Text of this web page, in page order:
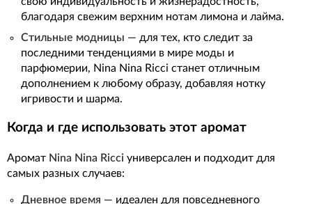
благодаря свежим верхним нотам лимона и лайма.
Стильные модницы — для тех, кто следит за
последними тенденциями в мире моды и
парфюмерии, Nina Nina Ricci станет отличным
дополнением к любому образу, добавляя нотку
игривости и шарма.
Когда и где использовать этот аромат
Аромат Nina Nina Ricci универсален и подходит для
самых разных случаев:
Дневное время — идеален для повседневного